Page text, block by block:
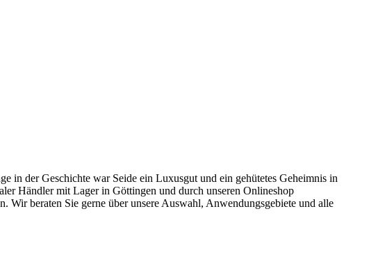
in der Geschichte war Seide ein Luxusgut und ein gehütetes Geheimnis in
Händler mit Lager in Göttingen und durch unseren Onlineshop
Wir beraten Sie gerne über unsere Auswahl, Anwendungsgebiete und alle